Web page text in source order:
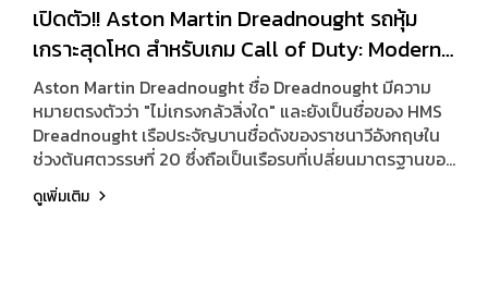
เปิดตัว!! Aston Martin Dreadnought รถหุ้ม
เกราะสุดโหด สำหรับเกม Call of Duty: Modern
Warfare 4 เท่านั้น
Aston Martin Dreadnought ชื่อ Dreadnought มีความ
หมายตรงตัวว่า "ไม่เกรงกลัวสิ่งใด" และยังเป็นชื่อของ HMS
Dreadnought เรือประจัญบานชื่อดังของราชนาวีอังกฤษใน
ช่วงต้นศตวรรษที่ 20 ซึ่งถือเป็นเรือรบที่เปลี่ยนมาตรฐานของ
อุตสาหกรรมเรือรบโลกด้วยเทคโนโลยีอันล้ำสมัย ตัวรถสร้าง
มาสำหรับเกมเท่านั้น เพราะฉะนั้นทีมออกแบบจึงปล่อย
ดูเพิ่มเติม